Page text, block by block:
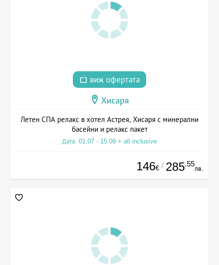
виж офертата
Хисаря
Летен СПА релакс в хотел Астрея, Хисаря с минерални
басейни и релакс пакет
Дата: 01.07 - 15.09 + all inclusive
146€ / 285.55
лв.